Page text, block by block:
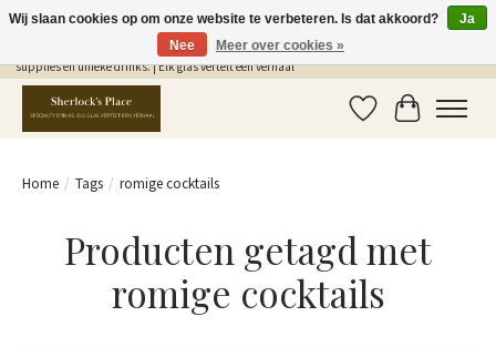
Gratis Verzending in NL vanaf €75,- | Sherlocks Place: dé plek voor MONIN siropen, bar
supplies en unieke drinks. | Elk glas vertelt een verhaal
Verlanglijst
Home / Tags / romige cocktails
Producten getagd met
romige cocktails
Wij slaan cookies op om onze website te verbeteren. Is dat akkoord?
Ja
Nee
Meer over cookies »